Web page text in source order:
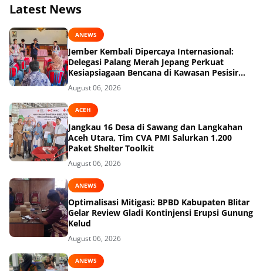
Latest News
ANEWS
Jember Kembali Dipercaya Internasional:
Delegasi Palang Merah Jepang Perkuat
Kesiapsiagaan Bencana di Kawasan Pesisir
dan Sekolah
August 06, 2026
ACEH
Jangkau 16 Desa di Sawang dan Langkahan
Aceh Utara, Tim CVA PMI Salurkan 1.200
Paket Shelter Toolkit
August 06, 2026
ANEWS
Optimalisasi Mitigasi: BPBD Kabupaten Blitar
Gelar Review Gladi Kontinjensi Erupsi Gunung
Kelud
August 06, 2026
ANEWS